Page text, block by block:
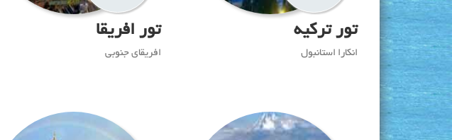
تور ترکیه
انکارا استانبول
تور افریقا
افریقای جنوبی